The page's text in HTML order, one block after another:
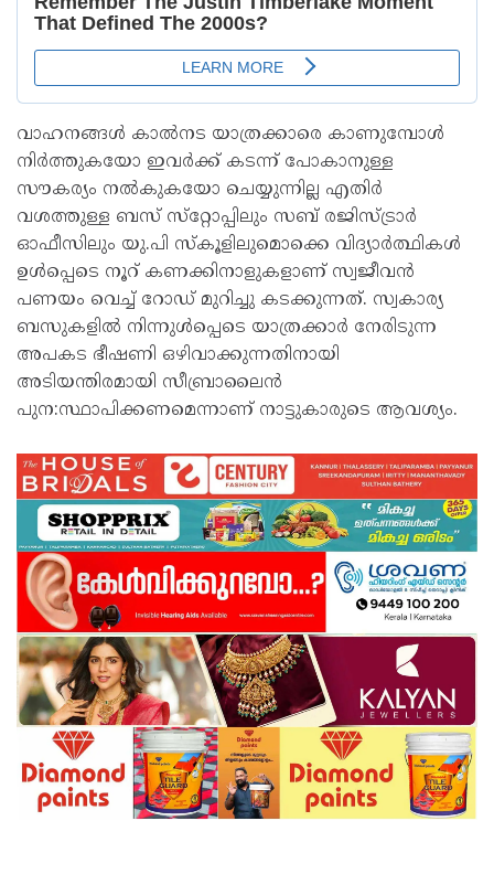
വാഹനങ്ങൾ കാൽനട യാത്രക്കാരെ കാണുമ്പോൾ
നിർത്തുകയോ ഇവർക്ക് കടന്ന് പോകാനുള്ള
സൗകര്യം നൽകുകയോ ചെയ്യുന്നില്ല എതിർ
വശത്തുള്ള ബസ് സ്‌റ്റോപ്പിലും സബ് രജിസ്‌ട്രാർ
ഓഫീസിലും യു.പി സ്‌കൂളിലുമൊക്കെ വിദ്യാർത്ഥികൾ
ഉൾപ്പെടെ നൂറ് കണക്കിനാളുകളാണ് സ്വജീവൻ
പണയം വെച്ച് റോഡ് മുറിച്ചു കടക്കുന്നത്. സ്വകാര്യ
ബസുകളിൽ നിന്നുൾപ്പെടെ യാത്രക്കാർ നേരിടുന്ന
അപകട ഭീഷണി ഒഴിവാക്കുന്നതിനായി
അടിയന്തിരമായി സീബ്രാലൈൻ
പുന:സ്ഥാപിക്കണമെന്നാണ് നാട്ടുകാരുടെ ആവശ്യം.